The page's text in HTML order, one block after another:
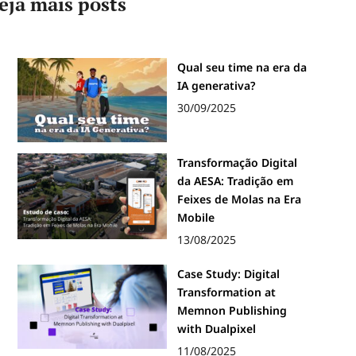
Qual seu time na era da
IA generativa?
30/09/2025
Transformação Digital
da AESA: Tradição em
Feixes de Molas na Era
Mobile
13/08/2025
Case Study: Digital
Transformation at
Memnon Publishing
with Dualpixel
11/08/2025